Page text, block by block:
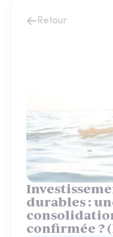
Retour
durables :
confirmée ?